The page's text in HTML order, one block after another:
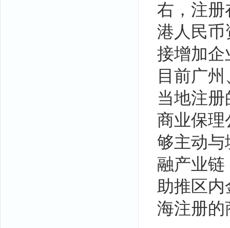
右，注册
港人民币
接增加企
目前广
当地注
商业保理
够主动与
融产业
助推区
海注册的